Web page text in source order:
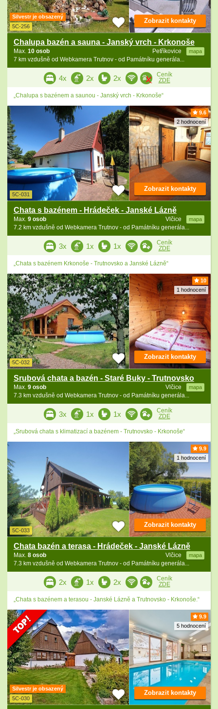
Silvestr je obsazený
5C-256
Chalupa bazén a sauna - Janský vrch - Krkonoše
Petříkovice mapa
Max. 10 osob
7 km vzdušně od Webkamera Trutnov - od Památníku generála...
Zobrazit kontakty
4x 2x 2x
Ceník
ZDE
„Chalupa s bazénem a saunou - Janský vrch - Krkonoše“
9.6
2 hodnocení
5C-031
Chata s bazénem - Hrádeček - Janské Lázně
Vlčice mapa
Max. 9 osob
7.2 km vzdušně od Webkamera Trutnov - od Památníku generála...
Zobrazit kontakty
3x 1x 1x
Ceník
ZDE
„Chata s bazénem Krkonoše - Trutnovsko a Janské Lázně“
10
1 hodnocení
5C-032
Srubová chata a bazén - Staré Buky - Trutnovsko
Vlčice mapa
Max. 9 osob
7.3 km vzdušně od Webkamera Trutnov - od Památníku generála...
Zobrazit kontakty
3x 1x 1x
Ceník
ZDE
„Srubová chata s klimatizací a bazénem - Trutnovsko - Krkonoše“
9.9
1 hodnocení
5C-033
Chata bazén a terasa - Hrádeček - Janské Lázně
Vlčice mapa
Max. 8 osob
7.3 km vzdušně od Webkamera Trutnov - od Památníku generála...
Zobrazit kontakty
2x 1x 2x
Ceník
ZDE
„Chata s bazénem a terasou - Janské Lázně a Trutnovsko - Krkonoše.“
9.9
5 hodnocení
Silvestr je obsazený
5C-030
Zobrazit kontakty